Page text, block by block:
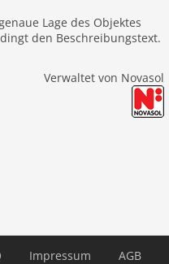
Lage des Objektes
den Beschreibungstext.
Verwaltet von Novasol
Impressum AGB